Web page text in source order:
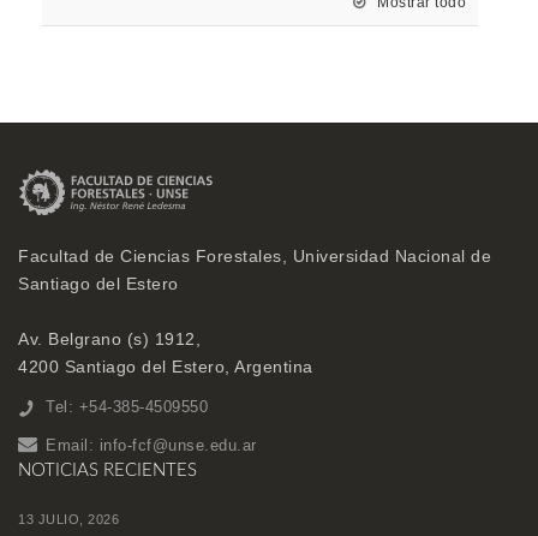
Facultad de Ciencias Forestales, Universidad Nacional de
Santiago del Estero
Av. Belgrano (s) 1912,
4200 Santiago del Estero, Argentina
Tel: +54-385-4509550
Email: info-fcf@unse.edu.ar
NOTICIAS RECIENTES
13 JULIO, 2026